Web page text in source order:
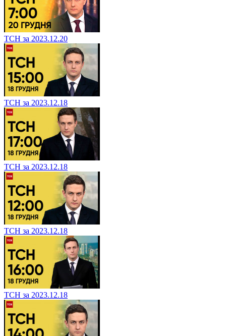
ТСН за 2023.12.20
ТСН за 2023.12.18
ТСН за 2023.12.18
ТСН за 2023.12.18
ТСН за 2023.12.18